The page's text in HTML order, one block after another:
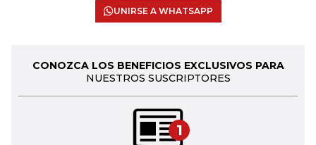
UNIRSE A WHATSAPP
CONOZCA LOS BENEFICIOS EXCLUSIVOS PARA
NUESTROS SUSCRIPTORES
1